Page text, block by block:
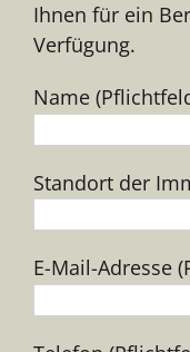
Ihnen für ein
Verfügung.
Name
Standort der
E-Mail-Adresse